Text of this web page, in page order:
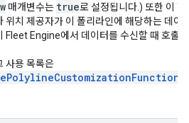
매개변수는 true로 설정됩니다.) 또한 이
위치 제공자가 이 폴리라인에 해당하는 데이
Fleet Engine에서 데이터를 수신할 때 호출
사용 목록은